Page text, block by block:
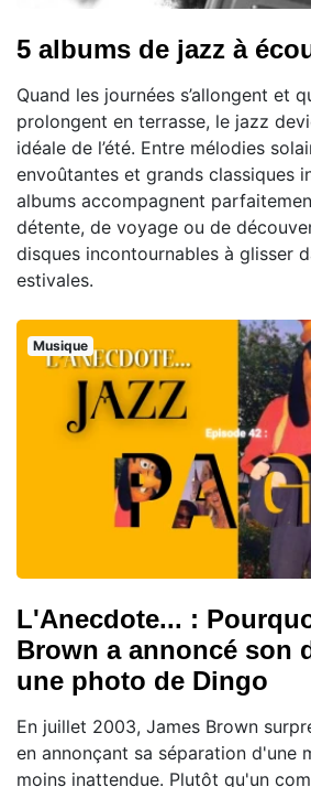
5 albums de jazz à
Quand les journées s’allongent et
prolongent en terrasse, le jazz
idéale de l’été. Entre mélodies
envoûtantes et grands classiques
albums accompagnent
détente, de voyage ou de
disques incontournables à glisser
estivales.
Musique
L'Anecdote... :
Brown a annoncé son
une photo de Dingo
En juillet 2003, James Brown
en annonçant sa séparation d'une
moins inattendue. Plutôt qu'un